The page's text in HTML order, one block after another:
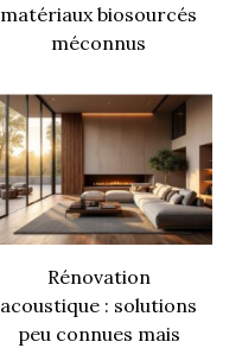
matériaux biosourcés
méconnus
Rénovation
acoustique : solutions
peu connues mais